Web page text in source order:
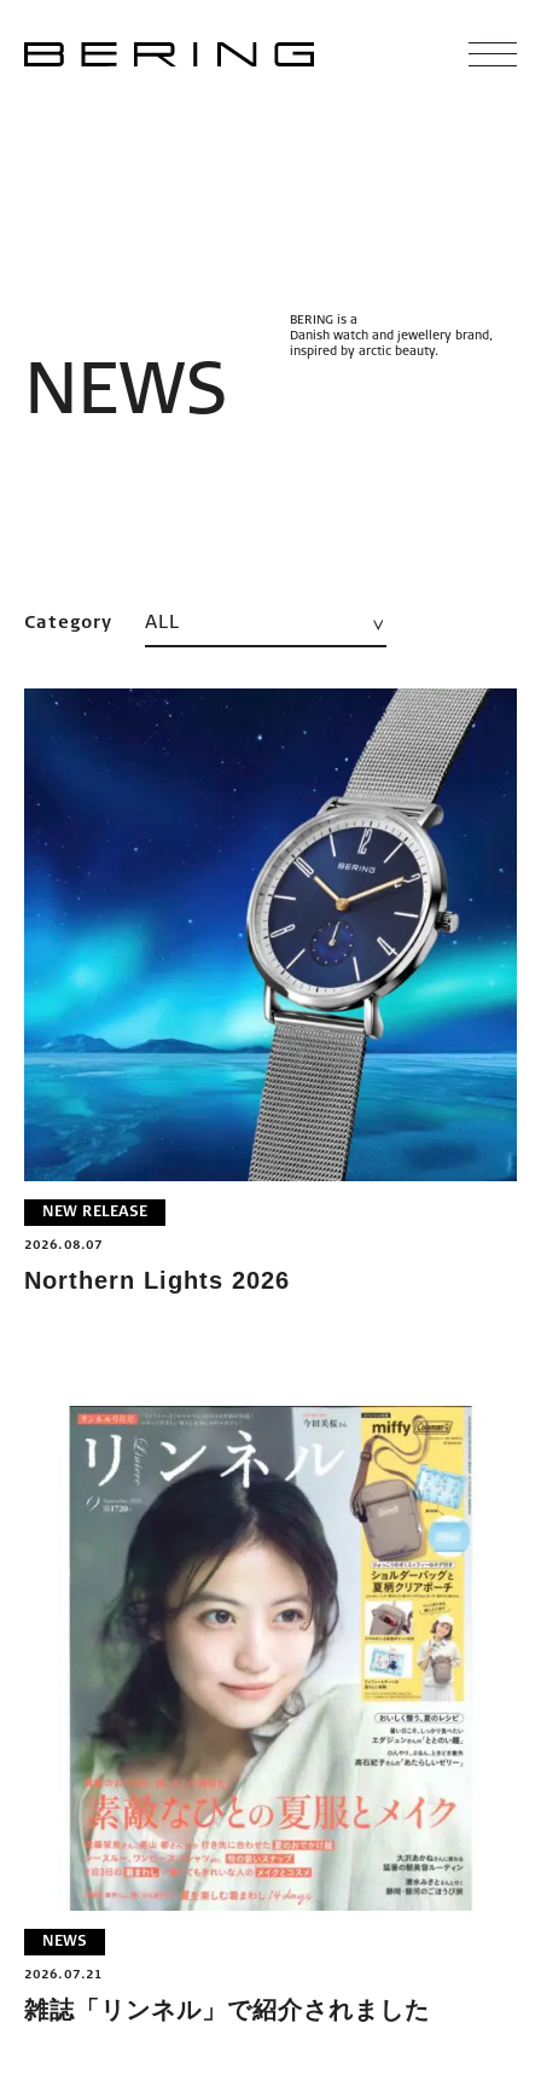
NEWS
BERING is a
Danish watch and jewellery brand,
inspired by arctic beauty.
Category ALL
NEW RELEASE
2026.08.07
Northern Lights 2026
NEWS
2026.07.21
雑誌「リンネル」で紹介されました